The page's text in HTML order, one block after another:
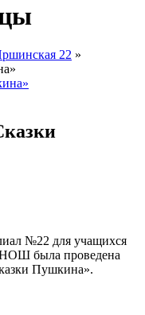
22 »
№22 для учащихся
была проведена
Пушкина».